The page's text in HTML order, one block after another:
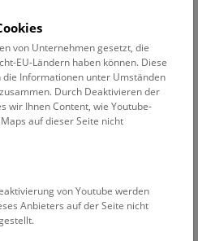
Dachterrassenicht barrierefrei
auf die Dachterrasse erst
von Unternehmen gesetzt, die
EU-Ländern haben können. Diese
Informationen unter Umständen
Durch Deaktivieren der
wir Ihnen Content, wie Youtube-
auf dieser Seite nicht
von Youtube werden
Anbieters auf der Seite nicht